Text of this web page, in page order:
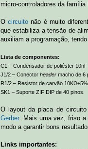
micro-controladores da
Ocircuito não é muito
que estabiliza a tensão de
auxiliam a programação,
Lista de componentes:
C1 – Condensador de poliéster 10nF
J1/2 – Conector header macho de 6
R1/2 – Resistor de carvão
SK1 – Suporte ZIF DIP de 40 pinos.
O layout da placa de
Gerber. Mais uma vez, friso a
modo a garantir bons
Links importantes: